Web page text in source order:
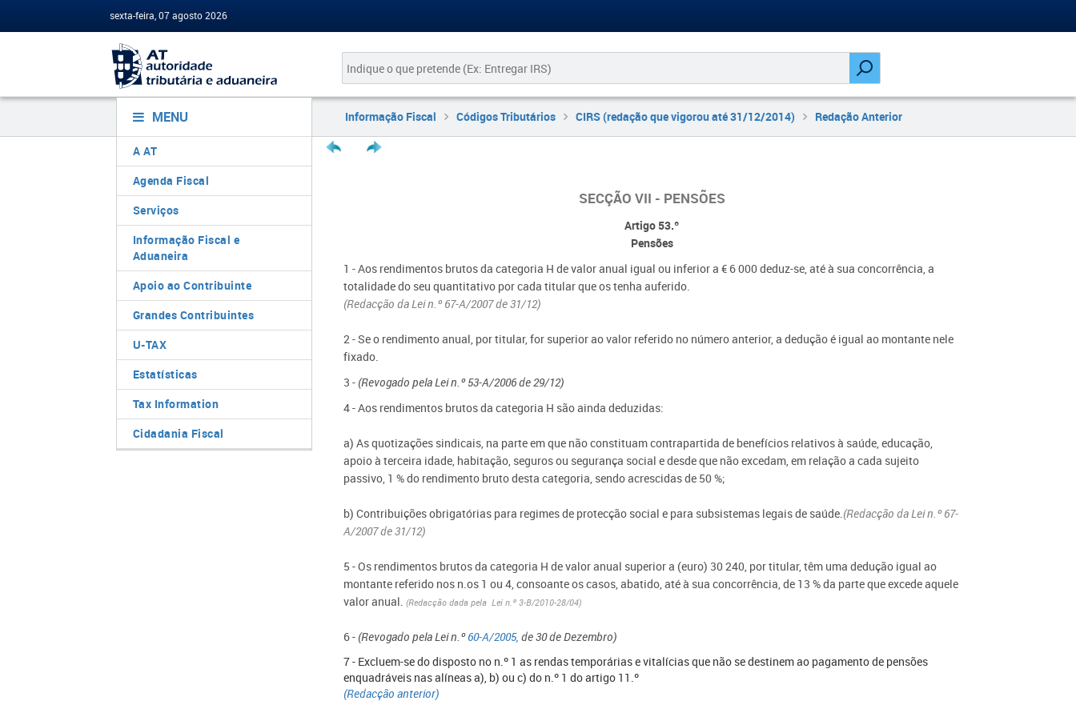
sexta-feira, 07 agosto 2026
MENU
A AT
Agenda Fiscal
Serviços
Informação Fiscal e
Aduaneira
Apoio ao Contribuinte
Grandes Contribuintes
U-TAX
Estatísticas
Tax Information
Cidadania Fiscal
Informação Fiscal Códigos Tributários CIRS (redação que vigorou até 31/12/2014) Redação Anterior
SECÇÃO VII - PENSÕES
Artigo 53.º
Pensões
1 - Aos rendimentos brutos da categoria H de valor anual igual ou inferior a € 6 000 deduz-se, até à sua concorrência, a
totalidade do seu quantitativo por cada titular que os tenha auferido.
(Redacção da Lei n.º 67-A/2007 de 31/12)
2 - Se o rendimento anual, por titular, for superior ao valor referido no número anterior, a dedução é igual ao montante nele
fixado.
3 - (Revogado pela Lei n.º 53-A/2006 de 29/12)
4 - Aos rendimentos brutos da categoria H são ainda deduzidas:
a) As quotizações sindicais, na parte em que não constituam contrapartida de benefícios relativos à saúde, educação,
apoio à terceira idade, habitação, seguros ou segurança social e desde que não excedam, em relação a cada sujeito
passivo, 1 % do rendimento bruto desta categoria, sendo acrescidas de 50 %;
b) Contribuições obrigatórias para regimes de protecção social e para subsistemas legais de saúde.(Redacção da Lei n.º 67-
A/2007 de 31/12)
5 - Os rendimentos brutos da categoria H de valor anual superior a (euro) 30 240, por titular, têm uma dedução igual ao
montante referido nos n.os 1 ou 4, consoante os casos, abatido, até à sua concorrência, de 13 % da parte que excede aquele
valor anual.(Redacção dada pela Lei n.º 3-B/2010-28/04)
6 - (Revogado pela Lei n.º60-A/2005, de 30 de Dezembro)
7 - Excluem-se do disposto no n.º 1 as rendas temporárias e vitalícias que não se destinem ao pagamento de pensões
enquadráveis nas alíneas a), b) ou c) do n.º 1 do artigo 11.º
(Redacção anterior)